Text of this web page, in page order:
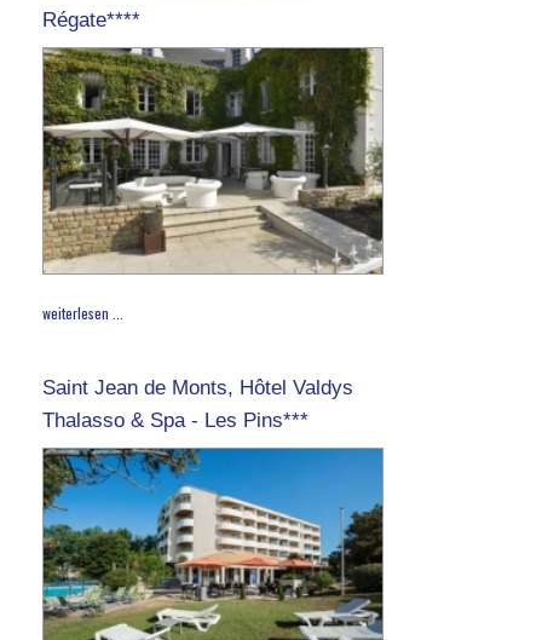
Régate****
weiterlesen ...
Saint Jean de Monts, Hôtel Valdys
Thalasso & Spa - Les Pins***